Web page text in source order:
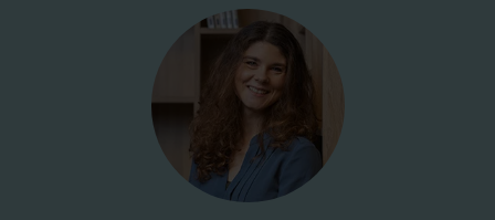
Je valide ma
candidature
test de 15 minutes